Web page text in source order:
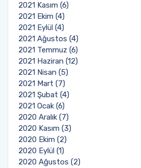
2021 Kasım (6)
2021 Ekim (4)
2021 Eylül (4)
2021 Ağustos (4)
2021 Temmuz (6)
2021 Haziran (12)
2021 Nisan (5)
2021 Mart (7)
2021 Şubat (4)
2021 Ocak (6)
2020 Aralık (7)
2020 Kasım (3)
2020 Ekim (2)
2020 Eylül (1)
2020 Ağustos (2)